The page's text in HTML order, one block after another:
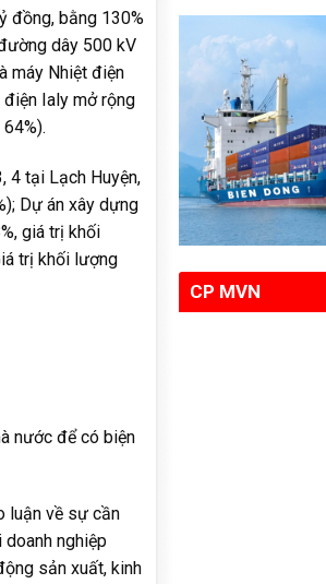
đồng, bằng 130%
dây 500 kV
máy Nhiệt điện
điện Ialy mở rộng
4 tại Lạch Huyện,
Dự án xây dựng
giá trị khối
trị khối lượng
nước để có biện
luận về sự cần
nghiệp
sản xuất, kinh
CP MVN